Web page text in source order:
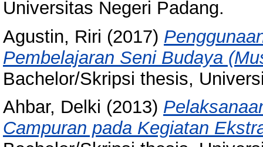
Universitas Negeri Padang.
Agustin, Riri (2017)
Pembelajaran Seni Budaya
Bachelor/Skripsi thesis,
Ahbar, Delki (2013)
Campuran pada Kegiatan